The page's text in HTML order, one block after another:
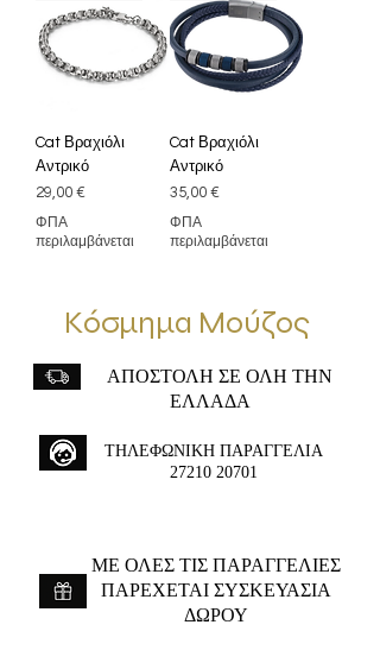
Cat Βραχιόλι
Αντρικό
Τιμή
29,00 €
ΦΠΑ
περιλαμβάνεται
Cat Βραχιόλι
Αντρικό
Τιμή
35,00 €
ΦΠΑ
περιλαμβάνεται
Κόσμημα Μούζος
ΑΠΟΣΤΟΛΗ ΣΕ ΟΛΗ ΤΗΝ
ΕΛΛΑΔΑ
ΤΗΛΕΦΩΝΙΚΗ ΠΑΡΑΓΓΕΛΙΑ
27210 20701
ME ΟΛΕΣ ΤΙΣ ΠΑΡΑΓΓΕΛΙΕΣ
ΠΑΡΕΧΕΤΑΙ ΣΥΣΚΕΥΑΣΙΑ
ΔΩΡΟΥ